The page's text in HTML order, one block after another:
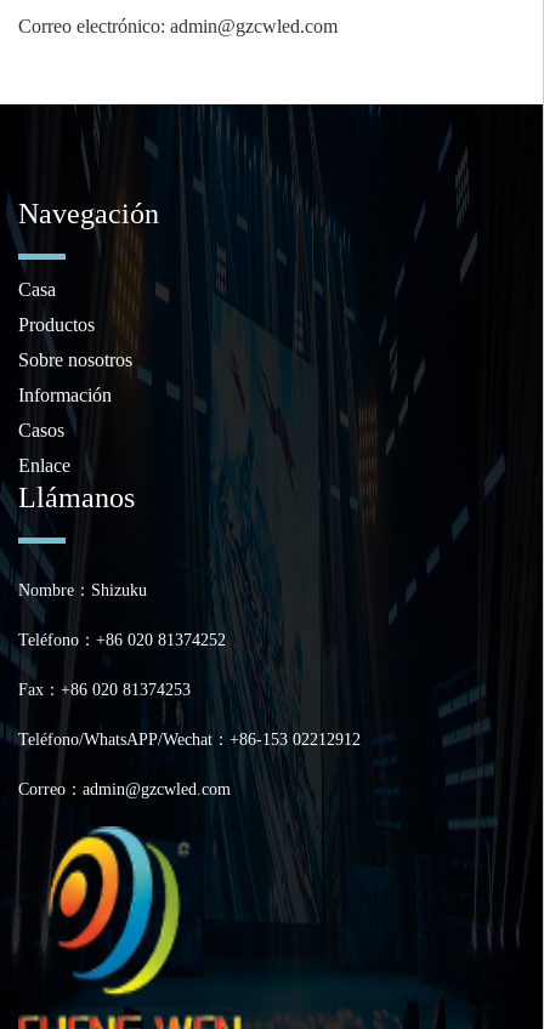
Correo electrónico: admin@gzcwled.com
Navegación
Casa
Productos
Sobre nosotros
Información
Casos
Enlace
Llámanos
Nombre：Shizuku
Teléfono：+86 020 81374252
Fax：+86 020 81374253
Teléfono/WhatsAPP/Wechat：+86-153 02212912
Correo：admin@gzcwled.com